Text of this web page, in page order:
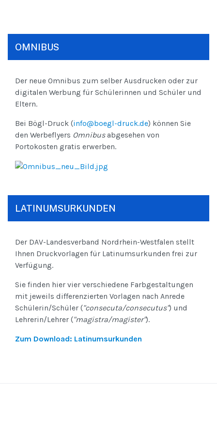
OMNIBUS
Der neue Omnibus zum selber Ausdrucken oder zur
digitalen Werbung für Schülerinnen und Schüler und
Eltern.
Bei Bögl-Druck (info@boegl-druck.de) können Sie
den Werbeflyers Omnibusabgesehen von
Portokosten gratis erwerben.
LATINUMSURKUNDEN
Der DAV-Landesverband Nordrhein-Westfalen stellt
Ihnen Druckvorlagen für Latinumsurkunden frei zur
Verfügung.
Sie finden hier vier verschiedene Farbgestaltungen
mit jeweils differenzierten Vorlagen nach Anrede
Schülerin/Schüler ("consecuta/consecutus") und
Lehrerin/Lehrer ("magistra/magister").
Zum Download: Latinumsurkunden